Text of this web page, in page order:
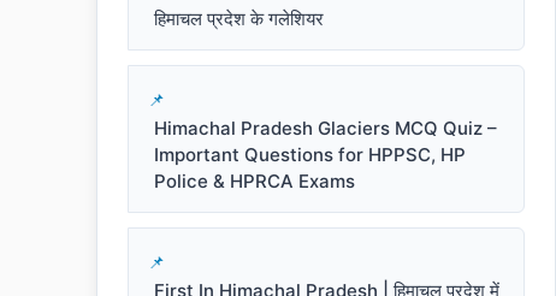
हिमाचल प्रदेश के गलेशियर
Himachal Pradesh Glaciers MCQ Quiz –
Important Questions for HPPSC, HP
Police & HPRCA Exams
First In Himachal Pradesh | हिमाचल प्रदेश में